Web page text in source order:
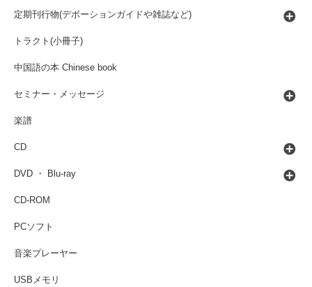
定期刊行物(デボーションガイドや雑誌など)
トラクト(小冊子)
中国語の本 Chinese book
セミナー・メッセージ
楽譜
CD
DVD ・ Blu-ray
CD-ROM
PCソフト
音楽プレーヤー
USBメモリ